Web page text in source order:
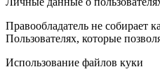
Правообладатель не собирает
Пользователях, которые
Использование файлов куки